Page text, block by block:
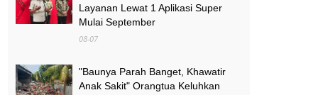
Layanan Lewat 1 Aplikasi Super
Mulai September
08-07
"Baunya Parah Banget, Khawatir
Anak Sakit" Orangtua Keluhkan